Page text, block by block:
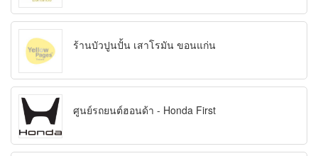
ร้านบัวปูนปั้น เสาโรมัน ขอนแก่น
ศูนย์รถยนต์ฮอนด้า - Honda First